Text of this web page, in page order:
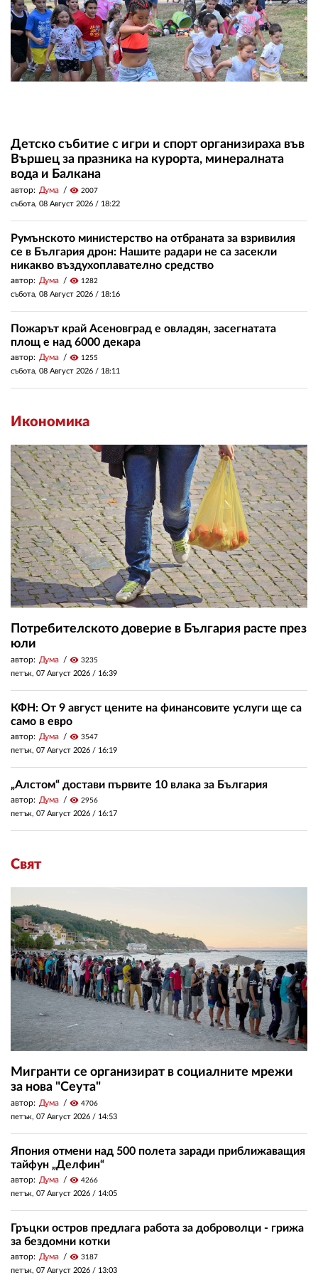
Детско събитие с игри и спорт организираха във
Вършец за празника на курорта, минералната
вода и Балкана
автор: Дума visibility 2007
събота, 08 Август 2026 / 18:22
Румънското министерство на отбраната за взривилия
се в България дрон: Нашите радари не са засекли
никакво въздухоплавателно средство
автор: Дума visibility 1282
събота, 08 Август 2026 / 18:16
Пожарът край Асеновград е овладян, засегнатата
площ е над 6000 декара
автор: Дума visibility 1255
събота, 08 Август 2026 / 18:11
Икономика
Потребителското доверие в България расте през
юли
автор: Дума visibility 3235
петък, 07 Август 2026 / 16:39
КФН: От 9 август цените на финансовите услуги ще са
само в евро
автор: Дума visibility 3547
петък, 07 Август 2026 / 16:19
„Алстом“ достави първите 10 влака за България
автор: Дума visibility 2956
петък, 07 Август 2026 / 16:17
Свят
Мигранти се организират в социалните мрежи
за нова "Сеута"
автор: Дума visibility 4706
петък, 07 Август 2026 / 14:53
Япония отмени над 500 полета заради приближаващия
тайфун „Делфин“
автор: Дума visibility 4266
петък, 07 Август 2026 / 14:05
Гръцки остров предлага работа за доброволци - грижа
за бездомни котки
автор: Дума visibility 3187
петък, 07 Август 2026 / 13:03